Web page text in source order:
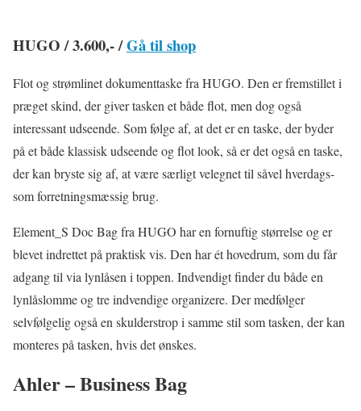
HUGO / 3.600,- /Gå til shop
Flot og strømlinet dokumenttaske fra HUGO. Den er fremstillet i
præget skind, der giver tasken et både flot, men dog også
interessant udseende. Som følge af, at det er en taske, der byder
på et både klassisk udseende og flot look, så er det også en taske,
der kan bryste sig af, at være særligt velegnet til såvel hverdags-
som forretningsmæssig brug.
Element_S Doc Bag fra HUGO har en fornuftig størrelse og er
blevet indrettet på praktisk vis. Den har ét hovedrum, som du får
adgang til via lynlåsen i toppen. Indvendigt finder du både en
lynlåslomme og tre indvendige organizere. Der medfølger
selvfølgelig også en skulderstrop i samme stil som tasken, der kan
monteres på tasken, hvis det ønskes.
Ahler – Business Bag